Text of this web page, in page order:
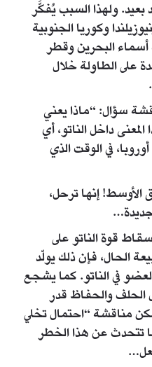
بعيد. ولهذا السبب يُفكَّر
وكوريا الجنوبية
أسماء البحرين وقطر
على الطاولة خلال
سؤال: “ماذا يعني
داخل الناتو، أي
في الوقت الذي
الأوسط! إنها ترحل،
جديدة…
قوة الناتو على
الحال، فإن ذلك يولّد
في الناتو. كما يشجع
الحلف والحفاظ قدر
مناقشة “احتمال تخلي
تتحدث عن هذا الخطر